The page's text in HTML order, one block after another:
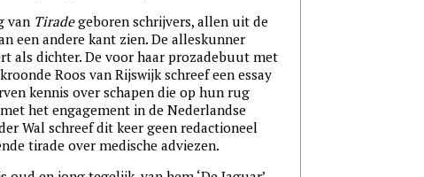
van Tiradegeboren schrijvers, allen uit de
een andere kant zien. De alleskunner
als dichter. De voor haar prozadebuut met
Roos van Rijswijk schreef een essay
kennis over schapen die op hun rug
het engagement in de Nederlandse
Wal schreef dit keer geen redactioneel
tirade over medische adviezen.